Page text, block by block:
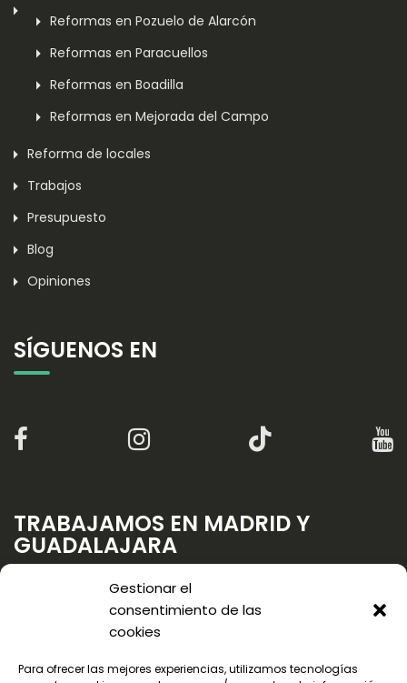
Gestionar el
consentimiento de las
cookies
Para ofrecer las mejores experiencias, utilizamos tecnologías
Reformas en Pozuelo de Alarcón
Reformas en Paracuellos
Reformas en Boadilla
Reformas en Mejorada del Campo
Reforma de locales
Trabajos
Presupuesto
Blog
Opiniones
SÍGUENOS EN
TRABAJAMOS EN MADRID Y
GUADALAJARA